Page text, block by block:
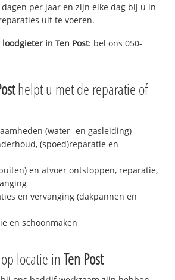
per jaar en zijn elke dag bij u in
uit te voeren.
loodgieter inTen Post: bel ons 050-
helpt u met de reparatie of
(water- en gasleiding)
(spoed)reparatie en
en afvoer ontstoppen, reparatie,
en vervanging (dakpannen en
en schoonmaken
op locatie inTen Post